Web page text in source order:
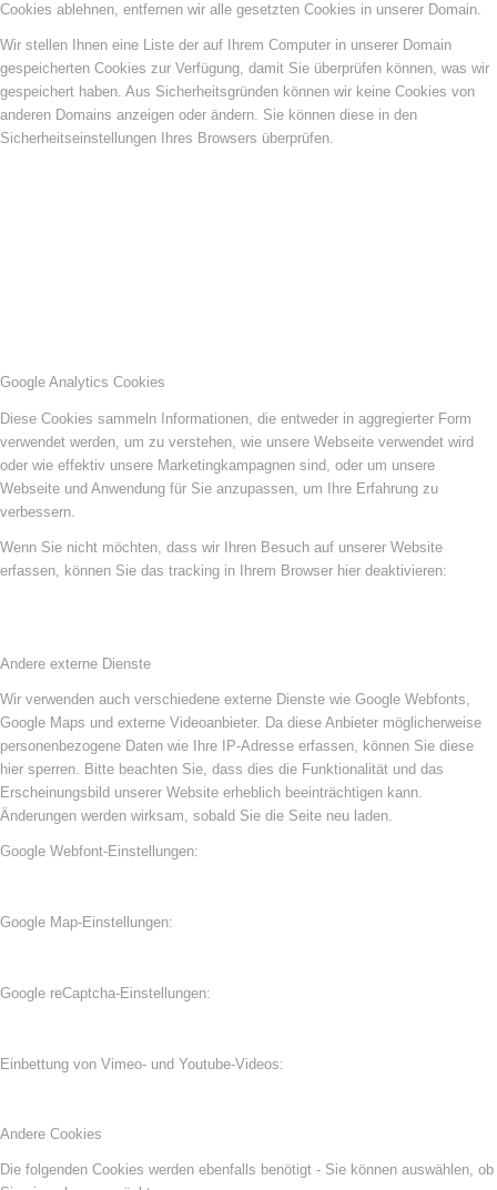
Cookies ablehnen, entfernen wir alle gesetzten Cookies in unserer Domain.
Wir stellen Ihnen eine Liste der auf Ihrem Computer in unserer Domain
gespeicherten Cookies zur Verfügung, damit Sie überprüfen können, was wir
gespeichert haben. Aus Sicherheitsgründen können wir keine Cookies von
anderen Domains anzeigen oder ändern. Sie können diese in den
Sicherheitseinstellungen Ihres Browsers überprüfen.
Google Analytics Cookies
Diese Cookies sammeln Informationen, die entweder in aggregierter Form
verwendet werden, um zu verstehen, wie unsere Webseite verwendet wird
oder wie effektiv unsere Marketingkampagnen sind, oder um unsere
Webseite und Anwendung für Sie anzupassen, um Ihre Erfahrung zu
verbessern.
Wenn Sie nicht möchten, dass wir Ihren Besuch auf unserer Website
erfassen, können Sie das tracking in Ihrem Browser hier deaktivieren:
Andere externe Dienste
Wir verwenden auch verschiedene externe Dienste wie Google Webfonts,
Google Maps und externe Videoanbieter. Da diese Anbieter möglicherweise
personenbezogene Daten wie Ihre IP-Adresse erfassen, können Sie diese
hier sperren. Bitte beachten Sie, dass dies die Funktionalität und das
Erscheinungsbild unserer Website erheblich beeinträchtigen kann.
Änderungen werden wirksam, sobald Sie die Seite neu laden.
Google Webfont-Einstellungen:
Google Map-Einstellungen:
Google reCaptcha-Einstellungen:
Einbettung von Vimeo- und Youtube-Videos:
Andere Cookies
Die folgenden Cookies werden ebenfalls benötigt - Sie können auswählen, ob